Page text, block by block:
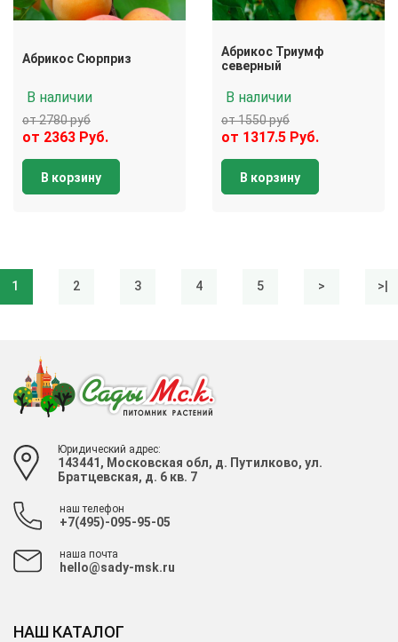
Абрикос Сюрприз
В наличии
от 2780 руб
от 2363 Руб.
В корзину
Абрикос Триумф
северный
В наличии
от 1550 руб
от 1317.5 Руб.
В корзину
1 2 3 4 5 > >|
Юридический адрес:
143441, Московская обл, д. Путилково, ул.
Братцевская, д. 6 кв. 7
наш телефон
+7(495)-095-95-05
наша почта
hello@sady-msk.ru
НАШ КАТАЛОГ